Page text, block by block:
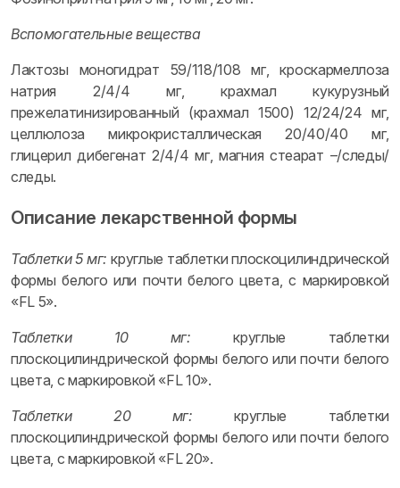
Вспомогательные вещества
Лактозы моногидрат 59/118/108 мг, кроскармеллоза
натрия 2/4/4 мг, крахмал кукурузный
прежелатинизированный (крахмал 1500) 12/24/24 мг,
целлюлоза микрокристаллическая 20/40/40 мг,
глицерил дибегенат 2/4/4 мг, магния стеарат –/следы/
следы.
Описание лекарственной формы
Таблетки 5 мг: круглые таблетки плоскоцилиндрической
формы белого или почти белого цвета, с маркировкой
«FL 5».
Таблетки 10 мг: круглые таблетки
плоскоцилиндрической формы белого или почти белого
цвета, с маркировкой «FL 10».
Таблетки 20 мг: круглые таблетки
плоскоцилиндрической формы белого или почти белого
цвета, с маркировкой «FL 20».